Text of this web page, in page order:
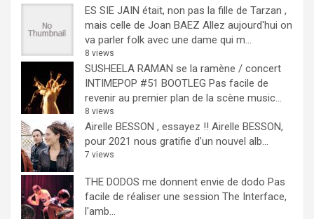
ES SIE JAIN était, non pas la fille de Tarzan ,
mais celle de Joan BAEZ Allez aujourd'hui on
va parler folk avec une dame qui m...
8 views
SUSHEELA RAMAN se la ramène / concert
INTIMEPOP #51 BOOTLEG Pas facile de
revenir au premier plan de la scène music...
8 views
Airelle BESSON , essayez !! Airelle BESSON,
pour 2021 nous gratifie d'un nouvel alb...
7 views
THE DODOS me donnent envie de dodo Pas
facile de réaliser une session The Interface,
l'amb...